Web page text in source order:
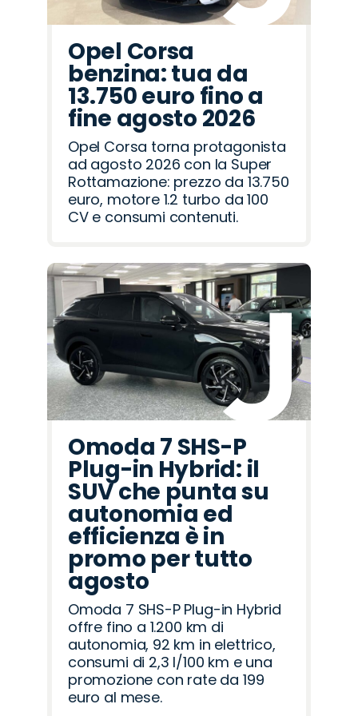
Opel Corsa
benzina: tua da
13.750 euro fino a
fine agosto 2026
Opel Corsa torna protagonista
ad agosto 2026 con la Super
Rottamazione: prezzo da 13.750
euro, motore 1.2 turbo da 100
CV e consumi contenuti.
Omoda 7 SHS-P
Plug-in Hybrid: il
SUV che punta su
autonomia ed
efficienza è in
promo per tutto
agosto
Omoda 7 SHS-P Plug-in Hybrid
offre fino a 1.200 km di
autonomia, 92 km in elettrico,
consumi di 2,3 l/100 km e una
promozione con rate da 199
euro al mese.